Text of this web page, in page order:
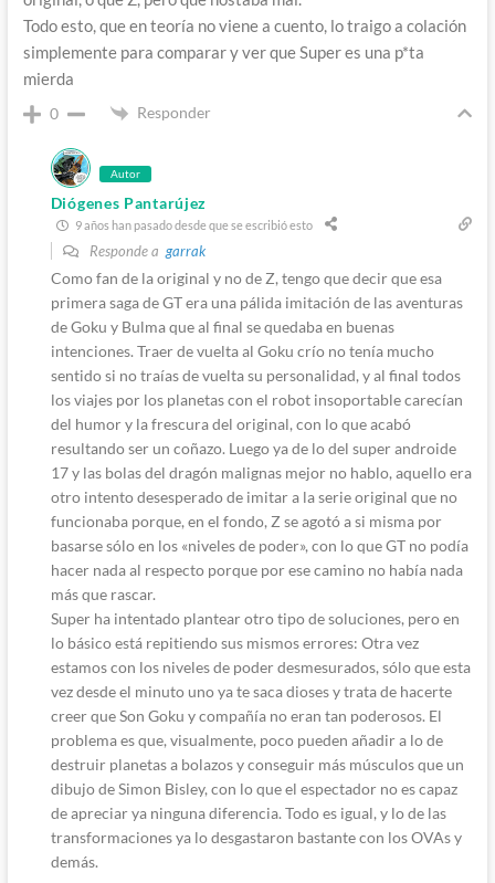
Todo esto, que en teoría no viene a cuento, lo traigo a colación
simplemente para comparar y ver que Super es una p*ta
mierda
0 Responder
Autor
Diógenes Pantarújez
9 años han pasado desde que se escribió esto
Responde a garrak
Como fan de la original y no de Z, tengo que decir que esa
primera saga de GT era una pálida imitación de las aventuras
de Goku y Bulma que al final se quedaba en buenas
intenciones. Traer de vuelta al Goku crío no tenía mucho
sentido si no traías de vuelta su personalidad, y al final todos
los viajes por los planetas con el robot insoportable carecían
del humor y la frescura del original, con lo que acabó
resultando ser un coñazo. Luego ya de lo del super androide
17 y las bolas del dragón malignas mejor no hablo, aquello era
otro intento desesperado de imitar a la serie original que no
funcionaba porque, en el fondo, Z se agotó a si misma por
basarse sólo en los «niveles de poder», con lo que GT no podía
hacer nada al respecto porque por ese camino no había nada
más que rascar.
Super ha intentado plantear otro tipo de soluciones, pero en
lo básico está repitiendo sus mismos errores: Otra vez
estamos con los niveles de poder desmesurados, sólo que esta
vez desde el minuto uno ya te saca dioses y trata de hacerte
creer que Son Goku y compañía no eran tan poderosos. El
problema es que, visualmente, poco pueden añadir a lo de
destruir planetas a bolazos y conseguir más músculos que un
dibujo de Simon Bisley, con lo que el espectador no es capaz
de apreciar ya ninguna diferencia. Todo es igual, y lo de las
transformaciones ya lo desgastaron bastante con los OVAs y
demás.